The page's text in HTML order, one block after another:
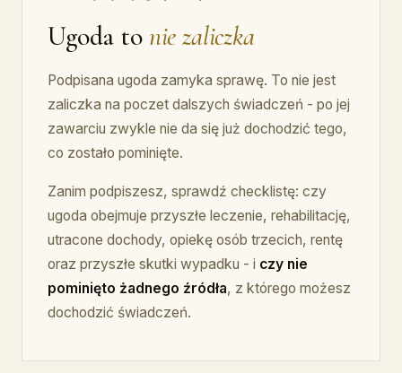
Ugoda to nie zaliczka
Podpisana ugoda zamyka sprawę. To nie jest
zaliczka na poczet dalszych świadczeń - po jej
zawarciu zwykle nie da się już dochodzić tego,
co zostało pominięte.
Zanim podpiszesz, sprawdź checklistę: czy
ugoda obejmuje przyszłe leczenie, rehabilitację,
utracone dochody, opiekę osób trzecich, rentę
oraz przyszłe skutki wypadku - i czy nie
pominięto żadnego źródła, z którego możesz
dochodzić świadczeń.